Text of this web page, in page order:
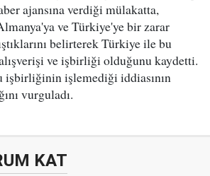
ajansına verdiği mülakatta,
ve Türkiye'ye bir zarar
belirterek Türkiye ile bu
ve işbirliği olduğunu kaydetti.
işbirliğinin işlemediği iddiasının
vurguladı.
KAT